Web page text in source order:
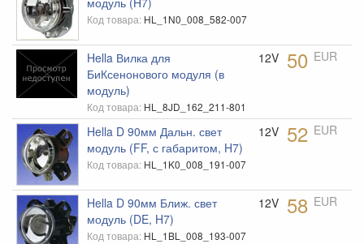
Накладки на пороги
Насадки на глушитель
Неоновая подсветка
Обвес
Подвеска KW
Полеуретан STRONGFLEX
Приборы
Приборы Defi
Продукция Hella
Код товара: HL_1N0_008_582-007
Hella Вилка для
БиКсенонового модуля (в
модуль)
Код товара: HL_8JD_162_211-801
12V 50 EUR
Hella D 90мм Дальн. свет
модуль (FF, с габаритом, H7)
Код товара: HL_1K0_008_191-007
12V 52 EUR
Hella D 90мм Ближ. свет
модуль (DE, H7)
Код товара: HL_1BL_008_193-007
12V 58 EUR